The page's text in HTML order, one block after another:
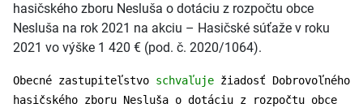
hasičského zboru Nesluša o dotáciu z rozpočtu obce
Nesluša na rok 2021 na akciu – Hasičské súťaže v roku
2021 vo výške 1 420 € (pod. č. 2020/1064).
Obecné zastupiteľstvo schvaľuje žiadosť Dobrovoľného
hasičského zboru Nesluša o dotáciu z rozpočtu obce